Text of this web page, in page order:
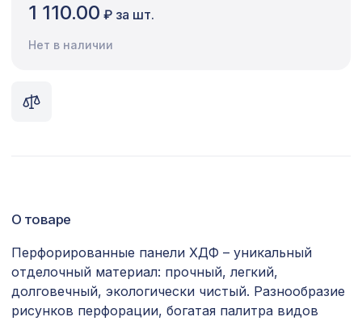
Сопутствующие товары
Цветной багет
Экраны для радиаторов
Молдинг MX011, 40х14, 2000мм,
Экополимер/24
ПОРТАЛ КВАДРО, орех итальянский 6629 ₽
1 110.00 ₽ за шт.
Нет в наличии
О товаре
Перфорированные панели ХДФ – уникальный
отделочный материал: прочный, легкий,
долговечный, экологически чистый. Разнообразие
рисунков перфорации, богатая палитра видов